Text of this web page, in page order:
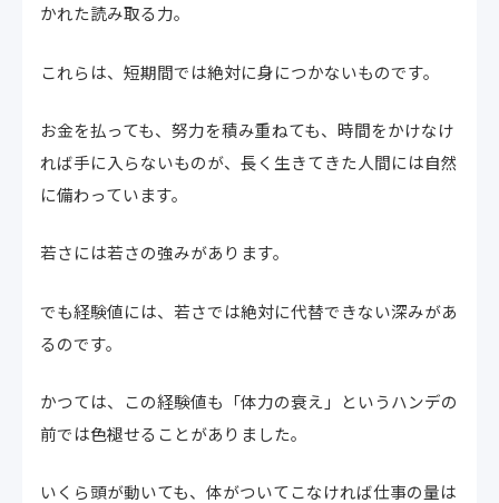
かれた読み取る力。
これらは、短期間では絶対に身につかないものです。
お金を払っても、努力を積み重ねても、時間をかけなけ
れば手に入らないものが、長く生きてきた人間には自然
に備わっています。
若さには若さの強みがあります。
でも経験値には、若さでは絶対に代替できない深みがあ
るのです。
かつては、この経験値も「体力の衰え」というハンデの
前では色褪せることがありました。
いくら頭が動いても、体がついてこなければ仕事の量は